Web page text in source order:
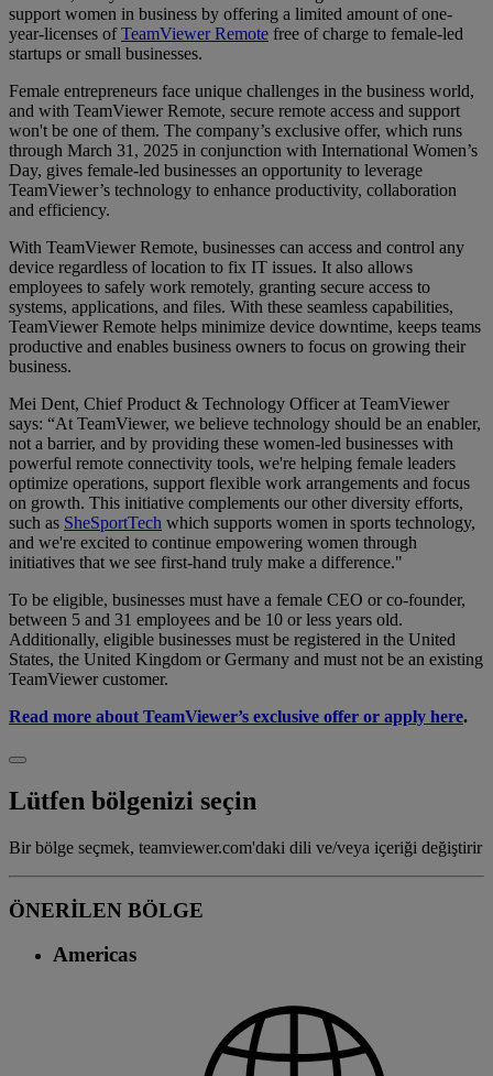
support women in business by offering a limited amount of one-
year-licenses ofTeamViewer Remote free of charge to female-led
startups or small businesses.
Female entrepreneurs face unique challenges in the business world,
and with TeamViewer Remote, secure remote access and support
won't be one of them. The company’s exclusive offer, which runs
through March 31, 2025 in conjunction with International Women’s
Day, gives female-led businesses an opportunity to leverage
TeamViewer’s technology to enhance productivity, collaboration
and efficiency.
With TeamViewer Remote, businesses can access and control any
device regardless of location to fix IT issues. It also allows
employees to safely work remotely, granting secure access to
systems, applications, and files. With these seamless capabilities,
TeamViewer Remote helps minimize device downtime, keeps teams
productive and enables business owners to focus on growing their
business.
Mei Dent, Chief Product & Technology Officer at TeamViewer
says: “At TeamViewer, we believe technology should be an enabler,
not a barrier, and by providing these women-led businesses with
powerful remote connectivity tools, we're helping female leaders
optimize operations, support flexible work arrangements and focus
on growth. This initiative complements our other diversity efforts,
such as SheSportTech which supports women in sports technology,
and we're excited to continue empowering women through
initiatives that we see first-hand truly make a difference."
To be eligible, businesses must have a female CEO or co-founder,
between 5 and 31 employees and be 10 or less years old.
Additionally, eligible businesses must be registered in the United
States, the United Kingdom or Germany and must not be an existing
TeamViewer customer.
Read more about TeamViewer’s exclusive offer or apply here.
Lütfen bölgenizi seçin
Bir bölge seçmek, teamviewer.com'daki dili ve/veya içeriği değiştirir
ÖNERİLEN BÖLGE
Americas